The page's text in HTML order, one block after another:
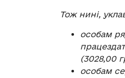
Тож нині,
особам
(3028,00
особам